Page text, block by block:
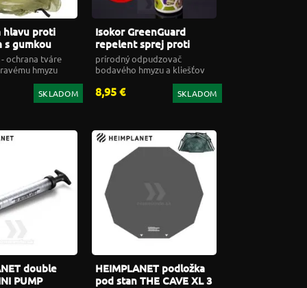
hlavu proti
s gumkou
ochrana tváre
hmyzu
SKLADOM
Isokor GreenGuard
repelent sprej proti
komárom a kliešťom
100ml
prírodný odpudzovač
bodavého hmyzu a kliešťov
8,95 € SKLADOM
double
PUMP
HEIMPLANET podložka
pod stan THE CAVE XL 3